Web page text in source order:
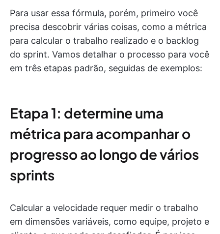
Para usar essa fórmula, porém, primeiro você
precisa descobrir várias coisas, como a métrica
para calcular o trabalho realizado e o backlog
do sprint. Vamos detalhar o processo para você
em três etapas padrão, seguidas de exemplos:
Etapa 1: determine uma
métrica para acompanhar o
progresso ao longo de vários
sprints
Calcular a velocidade requer medir o trabalho
em dimensões variáveis, como equipe, projeto e